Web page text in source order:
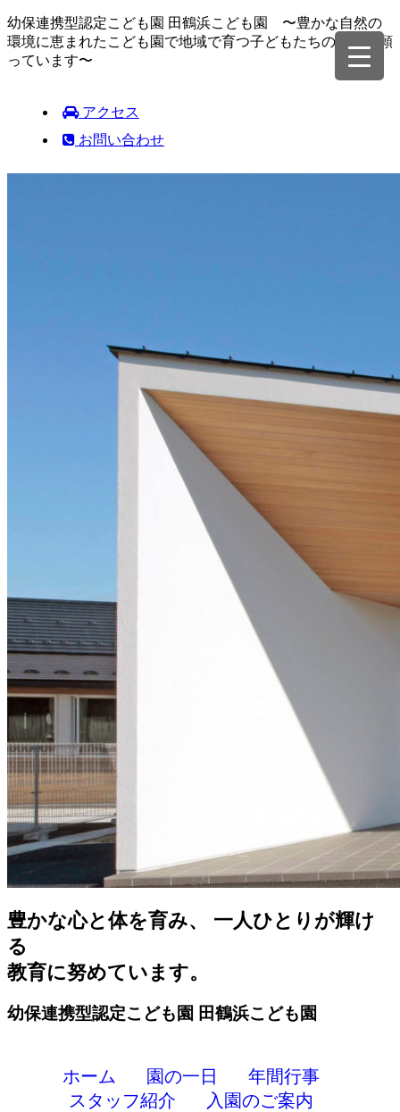
幼保連携型認定こども園 田鶴浜こども園 〜豊かな自然の
環境に恵まれたこども園で地域で育つ子どもたちの成長を願
っています〜
アクセス
お問い合わせ
豊かな心と体を育み、 一人ひとりが輝け
る
教育に努めています。
幼保連携型認定こども園 田鶴浜こども園
ホーム 園の一日
年間行事
スタッフ紹介
入園のご案内